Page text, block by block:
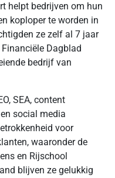
helpt bedrijven om hun
koploper te worden in
ze zelf al 7 jaar
Dagblad
bedrijf van
SEA, content
social media
voor
waaronder de
en Rijschool
blijven ze gelukkig